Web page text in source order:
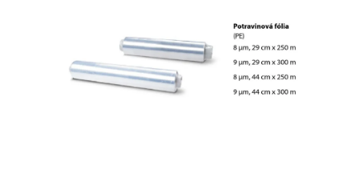
hviezdičiek.